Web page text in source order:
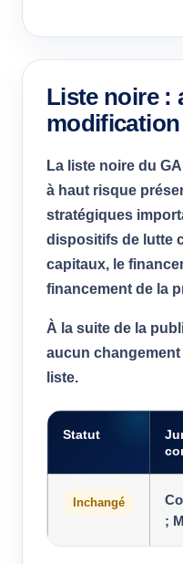
Liste noire :
La liste noire du
à haut risque
stratégiques
dispositifs de lutte
capitaux, le
financement de la
À la suite de la
aucun changement
liste.
Statut
Inchangé
;